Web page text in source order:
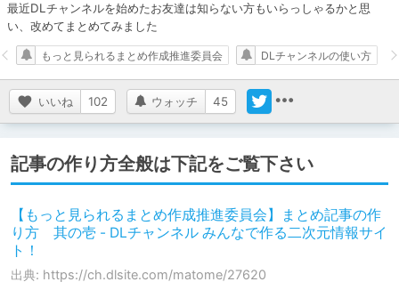
最近DLチャンネルを始めたお友達は知らない方もいらっしゃるかと思
い、改めてまとめてみました
いいね 102 ウォッチ 45
もっと見られるまとめ作成推進委員会 DLチャンネルの使い方
記事の作り方全般は下記をご覧下さい
【もっと見られるまとめ作成推進委員会】まとめ記事の作
り方 其の壱 - DLチャンネル みんなで作る二次元情報サイ
ト！
出典: https://ch.dlsite.com/matome/27620